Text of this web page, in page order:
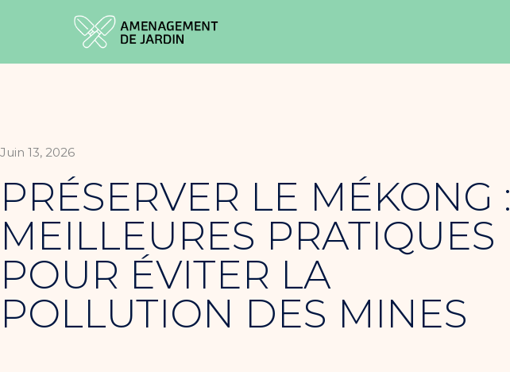
Juin 13, 2026
PRÉSERVER LE MÉKONG :
MEILLEURES PRATIQUES
POUR ÉVITER LA
POLLUTION DES MINES